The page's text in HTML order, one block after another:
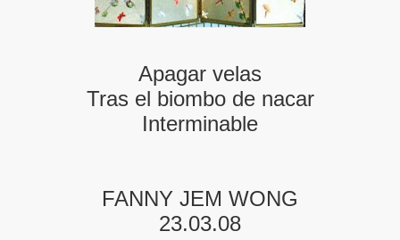
Apagar velas
Tras el biombo de nacar
Interminable
FANNY JEM WONG
23.03.08
A MIS POEMAS